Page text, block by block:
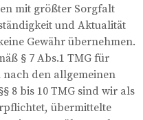
mit größter Sorgfalt
und Aktualität
Gewähr übernehmen.
§ 7 Abs.1 TMG für
nach den allgemeinen
8 bis 10 TMG sind wir als
übermittelte